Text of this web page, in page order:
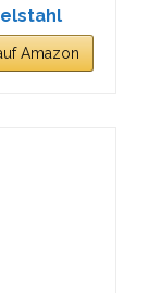
Amazon